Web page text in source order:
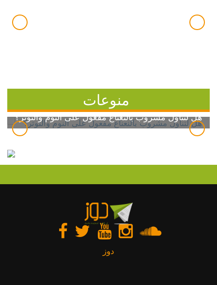
منوعات
هل لتناول مشروب بالنعناع مفعول على النوم والتوتر؟
دوز